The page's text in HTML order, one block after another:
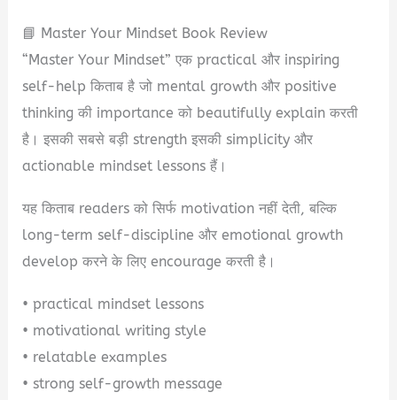
📘 Master Your Mindset Book Review
“Master Your Mindset” एक practical और inspiring
self-help किताब है जो mental growth और positive
thinking की importance को beautifully explain करती
है। इसकी सबसे बड़ी strength इसकी simplicity और
actionable mindset lessons हैं।
यह किताब readers को सिर्फ motivation नहीं देती, बल्कि
long-term self-discipline और emotional growth
develop करने के लिए encourage करती है।
• practical mindset lessons
• motivational writing style
• relatable examples
• strong self-growth message